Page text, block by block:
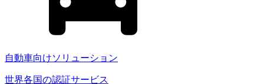
自動車向けソリューション
世界各国の認証サービス